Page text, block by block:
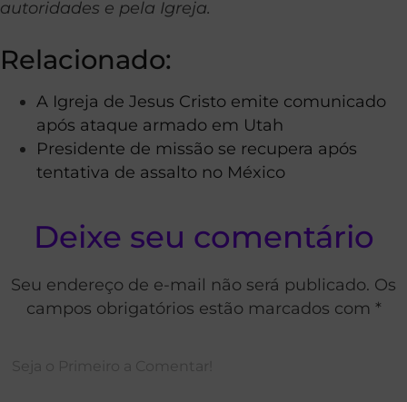
autoridades e pela Igreja.
Relacionado:
A Igreja de Jesus Cristo emite comunicado
após ataque armado em Utah
Presidente de missão se recupera após
tentativa de assalto no México
Deixe seu comentário
Seu endereço de e-mail não será publicado. Os
campos obrigatórios estão marcados com *